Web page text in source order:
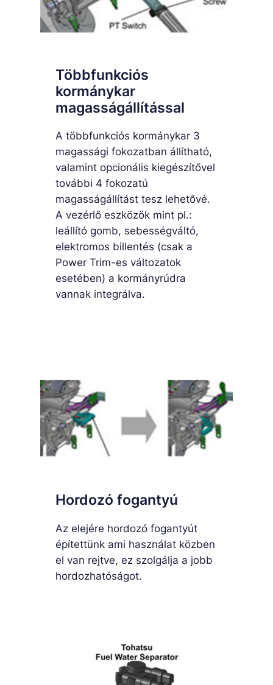
Többfunkciós
kormánykar
magasságállítással
A többfunkciós kormánykar 3
magassági fokozatban állítható,
valamint opcionális kiegészítővel
további 4 fokozatú
magasságállítást tesz lehetővé.
A vezérlő eszközök mint pl.:
leállító gomb, sebességváltó,
elektromos billentés (csak a
Power Trim-es változatok
esetében) a kormányrúdra
vannak integrálva.
Hordozó fogantyú
Az elejére hordozó fogantyút
építettünk ami használat közben
el van rejtve, ez szolgálja a jobb
hordozhatóságot.